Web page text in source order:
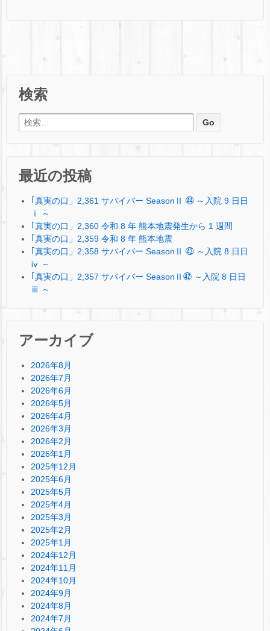
検索
検索:
最近の投稿
｢真実の口」2,361 サバイバー SeasonⅡ ㊹ ～入院 9 日日
ⅰ ～
｢真実の口」2,360 令和 8 年 熊本地震発生から 1 週間
｢真実の口」2,359 令和 8 年 熊本地震
｢真実の口」2,358 サバイバー SeasonⅡ ㊸ ～入院 8 日日
ⅳ ～
｢真実の口」2,357 サバイバー SeasonⅡ㊷ ～入院 8 日日
ⅲ ～
アーカイブ
2026年8月
2026年7月
2026年6月
2026年5月
2026年4月
2026年3月
2026年2月
2026年1月
2025年12月
2025年6月
2025年5月
2025年4月
2025年3月
2025年2月
2025年1月
2024年12月
2024年11月
2024年10月
2024年9月
2024年8月
2024年7月